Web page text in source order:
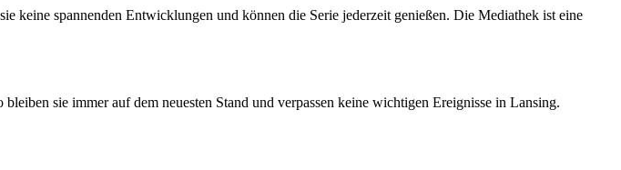
keine spannenden Entwicklungen und können die Serie jederzeit genießen. Die Mediathek ist eine
sie immer auf dem neuesten Stand und verpassen keine wichtigen Ereignisse in Lansing.